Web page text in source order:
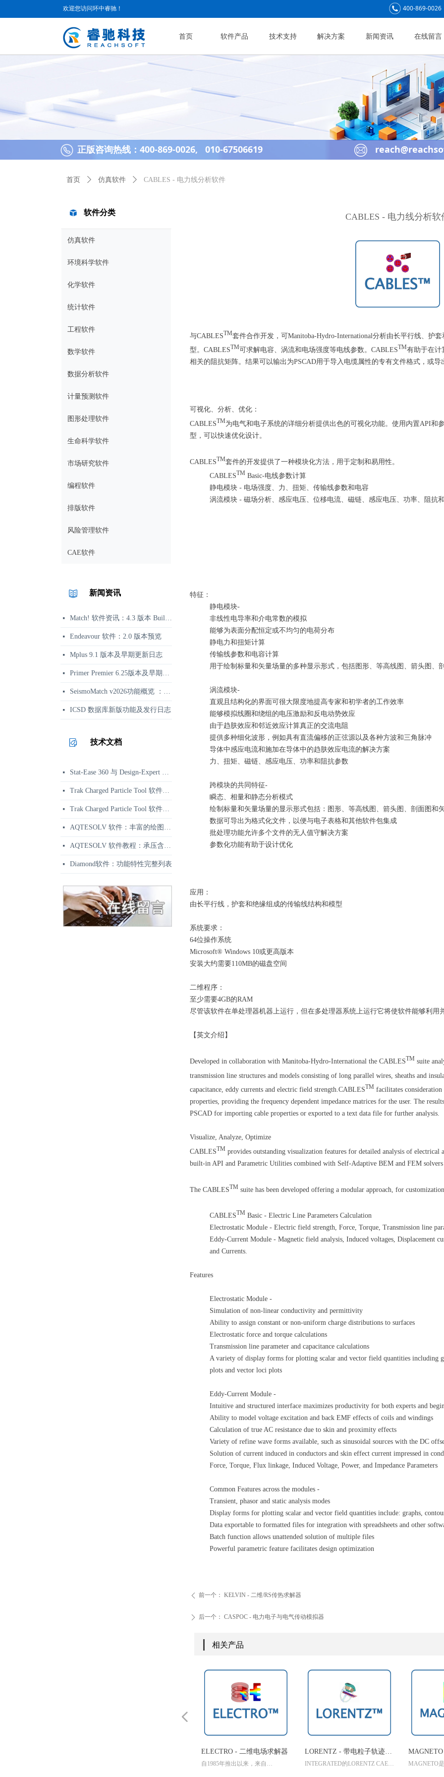
首页 软件产品 技术支持 解决方案 新闻资讯 在线留言
欢迎您访问环中睿驰！ 400-869-0026
CABLES - 电力线分析软
与CABLESTM套件合作开发，可Manitoba-Hydro-International分析由长平行线、护
型。CABLESTM可求解电容、涡流和电场强度等电线参数。CABLESTM有助于在计
相关的阻抗矩阵。结果可以输出为PSCAD用于导入电缆属性的专有文件格式，或导
可视化、分析、优化：
CABLESTM为电气和电子系统的详细分析提供出色的可视化功能。使用内置API和
型，可以快速优化设计。
CABLESTM套件的开发提供了一种模块化方法，用于定制和易用性。
CABLESTM Basic-电线参数计算
静电模块 - 电场强度、力、扭矩、传输线参数和电容
涡流模块 - 磁场分析、感应电压、位移电流、磁链、感应电压、功率、阻抗
特征：
静电模块-
非线性电导率和介电常数的模拟
能够为表面分配恒定或不均匀的电荷分布
静电力和扭矩计算
传输线参数和电容计算
用于绘制标量和矢量场量的多种显示形式，包括图形、等高线图、箭头图、
涡流模块-
直观且结构化的界面可很大限度地提高专家和初学者的工作效率
能够模拟线圈和绕组的电压激励和反电动势效应
由于趋肤效应和邻近效应计算真正的交流电阻
提供多种细化波形，例如具有直流偏移的正弦源以及各种方波和三角脉冲
导体中感应电流和施加在导体中的趋肤效应电流的解决方案
力、扭矩、磁链、感应电压、功率和阻抗参数
跨模块的共同特征-
瞬态、相量和静态分析模式
绘制标量和矢量场量的显示形式包括：图形、等高线图、箭头图、剖面图和
数据可导出为格式化文件，以便与电子表格和其他软件包集成
批处理功能允许多个文件的无人值守解决方案
参数化功能有助于设计优化
应用：
由长平行线，护套和绝缘组成的传输线结构和模型
系统要求：
64位操作系统
Microsoft® Windows 10或更高版本
安装大约需要110MB的磁盘空间
二维程序：
至少需要4GB的RAM
尽管该软件在单处理器机器上运行，但在多处理器系统上运行它将使软件能够利用
【英文介绍】
Developed in collaboration with Manitoba-Hydro-International the CABLESTM suite
transmission line structures and models consisting of long parallel wires, sheaths and
capacitance, eddy currents and electric field strength.CABLESTM facilitates
properties, providing the frequency dependent impedance matrices for the user. The
PSCAD for importing cable properties or exported to a text data file for further analysis.
Visualize, Analyze, Optimize
CABLESTM provides outstanding visualization features for detailed analysis of electrical
built-in API and Parametric Utilities combined with Self-Adaptive BEM and FEM solvers
The CABLESTM suite has been developed offering a modular approach, for customization
CABLESTM Basic - Electric Line Parameters Calculation
Electrostatic Module - Electric field strength, Force, Torque, Transmission line
Eddy-Current Module - Magnetic field analysis, Induced voltages, Displacement
and Currents.
Features
Electrostatic Module -
Simulation of non-linear conductivity and permittivity
Ability to assign constant or non-uniform charge distributions to surfaces
Electrostatic force and torque calculations
Transmission line parameter and capacitance calculations
A variety of display forms for plotting scalar and vector field quantities including
plots and vector loci plots
Eddy-Current Module -
Intuitive and structured interface maximizes productivity for both experts and
Ability to model voltage excitation and back EMF effects of coils and windings
Calculation of true AC resistance due to skin and proximity effects
Variety of refine wave forms available, such as sinusoidal sources with the DC
Solution of current induced in conductors and skin effect current impressed in
Force, Torque, Flux linkage, Induced Voltage, Power, and Impedance Parameters
Common Features across the modules -
Transient, phasor and static analysis modes
Display forms for plotting scalar and vector field quantities include: graphs,
Data exportable to formatted files for integration with spreadsheets and other
Batch function allows unattended solution of multiple files
Powerful parametric feature facilitates design optimization
软件分类
仿真软件
环境科学软件
化学软件
统计软件
工程软件
数学软件
数据分析软件
计量预测软件
图形处理软件
生命科学软件
市场研究软件
编程软件
排版软件
风险管理软件
CAE软件
新闻资讯
넷 Match! 软件资讯：4.3 版本 Build 360 发布说明
넷 Endeavour 软件：2.0 版本预览
넷 Mplus 9.1 版本及早期更新日志
넷 Primer Premier 6.25版本及早期更新日志
넷 SeismoMatch v2026功能概览 ：地震动谱匹配与结构动力分析
넷 ICSD 数据库新版功能及发行日志
技术文档
넷 Stat-Ease 360 与 Design-Expert 功能区别对比 | 正版选型参考
넷 Trak Charged Particle Tool 软件资讯：二维带电粒子束软件
넷 Trak Charged Particle Tool 软件应用示例：相对论速调管强流束枪仿真
넷 AQTESOLV 软件：丰富的绘图、报告与输出功能
넷 AQTESOLV 软件教程：承压含水层变速率抽水试验分析
넷 Diamond软件：功能特性完整列表
首页 ꄲ 仿真软件 ꄲ CABLES - 电力线分析软件
相关产品
ꄴ 前一个： KELVIN - 二维/RS传热求解器
ꄲ 后一个： CASPOC - 电力电子与电气传动模拟器
ELECTRO - 二维电场求解器
自1985年推出以来，来自
LORENTZ - 带电粒子轨迹求
解器
INTEGRATED的LORENTZ CAE程
MAGNETO是
넳
正版咨询热线：400-869-0026, 010-67506619